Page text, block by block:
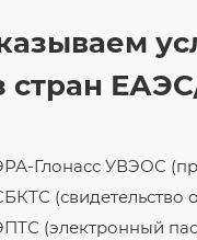
стран
Глонасс УВЭОС
(свидетельство
(электронный